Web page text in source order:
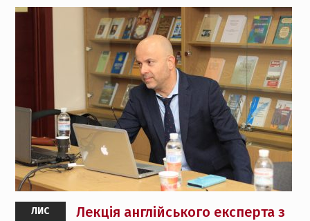
ЛИС
Лекція англійського експерта з